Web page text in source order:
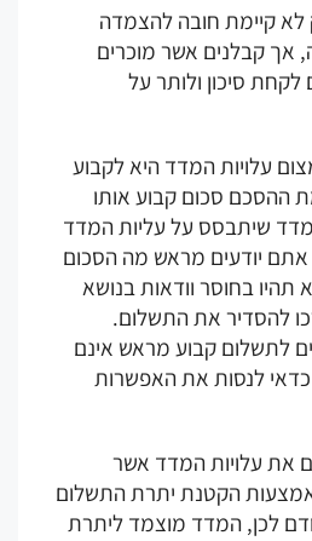
חובה להצמדה
אשר מוכרים
ולותר על
המדד היא לקבוע
סכום קבוע אותו
על עליות המדד
מראש מה הסכום
וודאות בנושא
את התשלום.
קבוע מראש אינם
את האפשרות
המדד אשר
הקטנת יתרת התשלום
המדד מוצמד ליתרת